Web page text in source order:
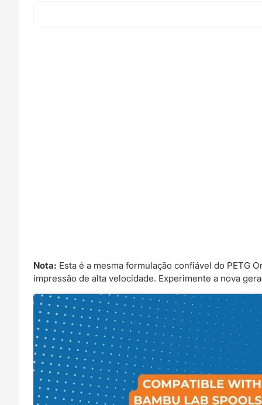
Nota: Esta é a mesma formulação confiável do PETG
impressão de alta velocidade. Experimente a nova